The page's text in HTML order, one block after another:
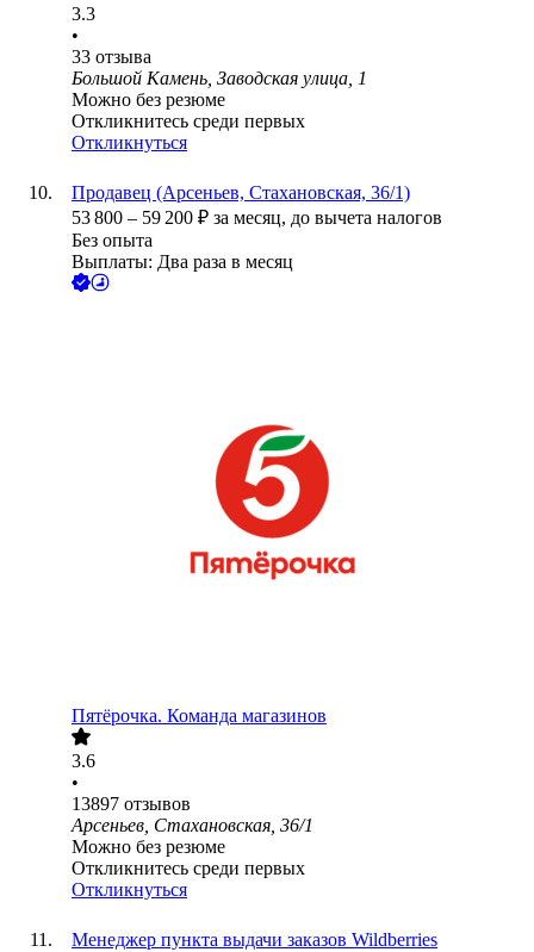
3.3
•
33 отзыва
Большой Камень, Заводская улица, 1
Можно без резюме
Откликнитесь среди первых
Откликнуться
Продавец (Арсеньев, Стахановская, 36/1)
53 800 – 59 200 ₽ за месяц, до вычета налогов
Без опыта
Выплаты: Два раза в месяц
Пятёрочка. Команда магазинов
3.6
•
13897 отзывов
Арсеньев, Стахановская, 36/1
Можно без резюме
Откликнитесь среди первых
Откликнуться
Менеджер пункта выдачи заказов Wildberries